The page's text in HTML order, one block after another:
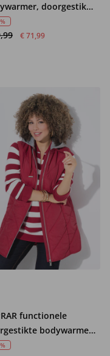
doorgestikte
stof, 2-weg
€ 71,99
functionele
bodywarmer,
capuchon